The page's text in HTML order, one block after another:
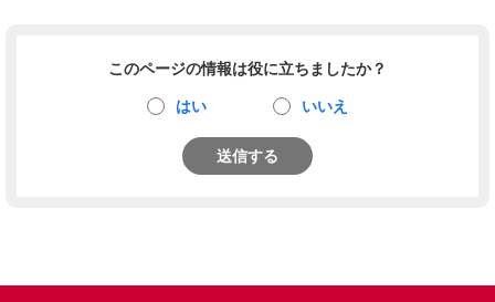
このページの情報は役に立ちましたか？
はい いいえ
送信する